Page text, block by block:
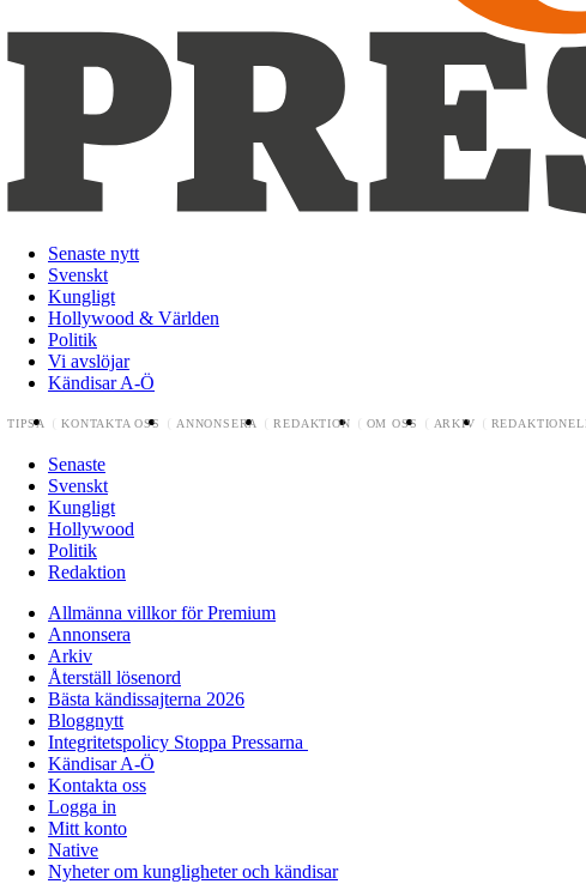
Senaste nytt
Svenskt
Kungligt
Hollywood & Världen
Politik
Vi avslöjar
Kändisar A-Ö
TIPSA KONTAKTA OSS ANNONSERA REDAKTION OM OSS ARKIV
Senaste
Svenskt
Kungligt
Hollywood
Politik
Redaktion
Allmänna villkor för Premium
Annonsera
Arkiv
Återställ lösenord
Bästa kändissajterna 2026
Bloggnytt
Integritetspolicy Stoppa Pressarna
Kändisar A-Ö
Kontakta oss
Logga in
Mitt konto
Native
Nyheter om kungligheter och kändisar